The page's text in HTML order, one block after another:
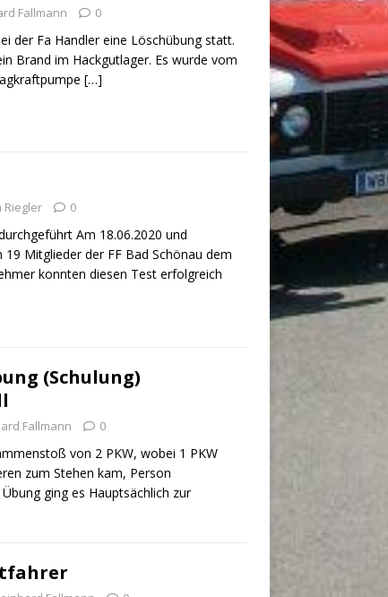
Fallmann 0
der Fa Handler eine Löschübung statt.
Brand im Hackgutlager. Es wurde vom
[…]
Riegler 0
Am 18.06.2020 und
19 Mitglieder der FF Bad Schönau dem
konnten diesen Test erfolgreich
(Schulung)
Fallmann 0
von 2 PKW, wobei 1 PKW
zum Stehen kam, Person
ging es Hauptsächlich zur